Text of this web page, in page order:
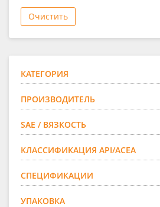
Очистить
КАТЕГОРИЯ
ПРОИЗВОДИТЕЛЬ
SAE / ВЯЗКОСТЬ
КЛАССИФИКАЦИЯ API/ACEA
СПЕЦИФИКАЦИИ
УПАКОВКА